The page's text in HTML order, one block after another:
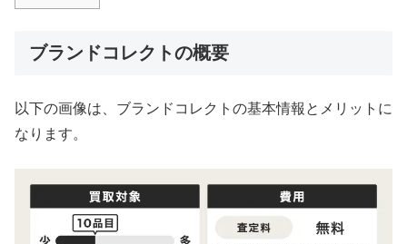
ブランドコレクトの概要
以下の画像は、ブランドコレクトの基本情報とメリットに
なります。